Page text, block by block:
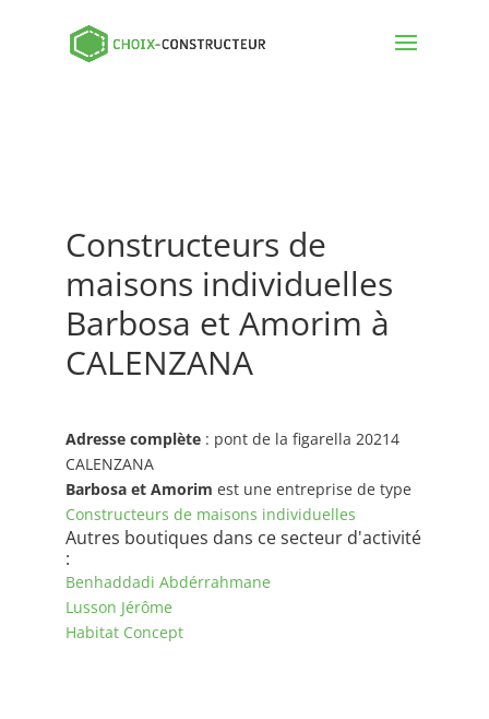
Constructeurs de
maisons individuelles
Barbosa et Amorim à
CALENZANA
Adresse complète: pont de la figarella 20214
CALENZANA
Barbosa et Amorim est une entreprise de type
Constructeurs de maisons individuelles
Autres boutiques dans ce secteur d'activité
:
Benhaddadi Abdérrahmane
Lusson Jérôme
Habitat Concept